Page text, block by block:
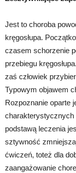
Jest to choroba
kręgosłupa.
czasem schorzenie
przebiegu
zaś człowiek
Typowym objawem
Rozpoznanie oparte
charakterystycznych
podstawą leczenia
sztywność
ćwiczeń, toteż dla
zaangażowanie